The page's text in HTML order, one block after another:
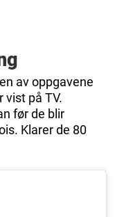
av oppgavene
vist på TV.
før de blir
Klarer de 80